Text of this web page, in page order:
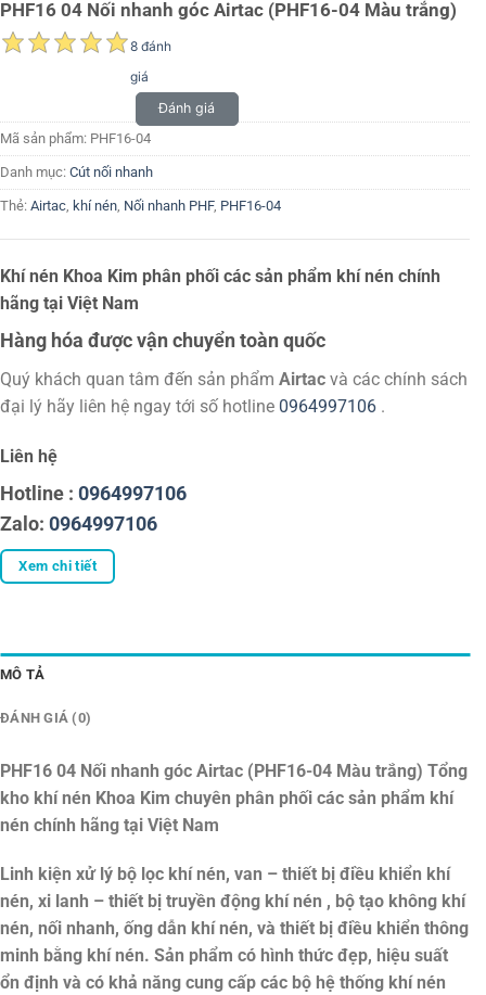
PHF16 04 Nối nhanh góc Airtac (PHF16-04 Màu trắng)
8 đánh
giá
Đánh giá
Mã sản phẩm: PHF16-04
Danh mục: Cút nối nhanh
Thẻ: Airtac, khí nén, Nối nhanh PHF, PHF16-04
Khí nén Khoa Kim phân phối các sản phẩm khí nén chính
hãng tại Việt Nam
Hàng hóa được vận chuyển toàn quốc
Quý khách quan tâm đến sản phẩm Airtac và các chính sách
đại lý hãy liên hệ ngay tới số hotline 0964997106 .
Liên hệ
Hotline : 0964997106
Zalo: 0964997106
Xem chi tiết
MÔ TẢ
ĐÁNH GIÁ (0)
PHF16 04 Nối nhanh góc Airtac (PHF16-04 Màu trắng) Tổng
kho khí nén Khoa Kim chuyên phân phối các sản phẩm khí
nén chính hãng tại Việt Nam
Linh kiện xử lý bộ lọc khí nén, van – thiết bị điều khiển khí
nén, xi lanh – thiết bị truyền động khí nén , bộ tạo không khí
nén, nối nhanh, ống dẫn khí nén, và thiết bị điều khiển thông
minh bằng khí nén. Sản phẩm có hình thức đẹp, hiệu suất
ổn định và có khả năng cung cấp các bộ hệ thống khí nén